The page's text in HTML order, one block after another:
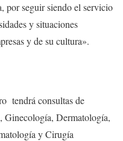
por seguir siendo el servicio
y situaciones
y de su cultura».
tendrá consultas de
Ginecología, Dermatología,
y Cirugía